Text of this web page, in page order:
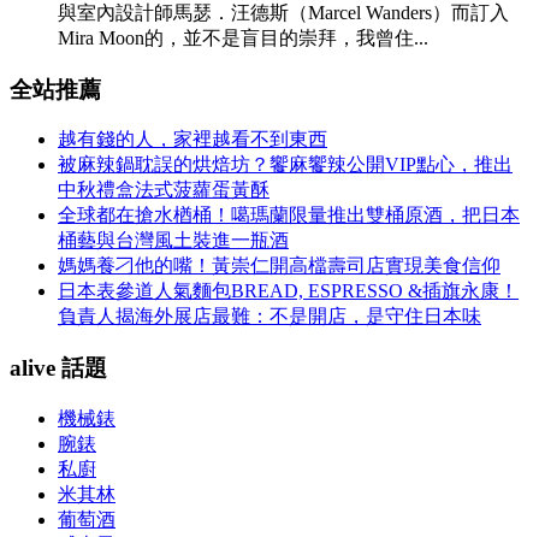
與室內設計師馬瑟．汪德斯（Marcel Wanders）而訂入
Mira Moon的，並不是盲目的崇拜，我曾住...
全站推薦
越有錢的人，家裡越看不到東西
被麻辣鍋耽誤的烘焙坊？饗麻饗辣公開VIP點心，推出
中秋禮盒法式菠蘿蛋黃酥
全球都在搶水楢桶！噶瑪蘭限量推出雙桶原酒，把日本
桶藝與台灣風土裝進一瓶酒
媽媽養刁他的嘴！黃崇仁開高檔壽司店實現美食信仰
日本表參道人氣麵包BREAD, ESPRESSO &插旗永康！
負責人揭海外展店最難：不是開店，是守住日本味
alive 話題
機械錶
腕錶
私廚
米其林
葡萄酒